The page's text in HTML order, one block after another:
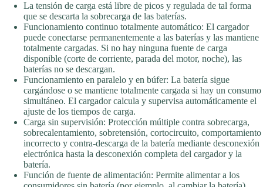
La tensión de carga está libre de picos y regulada de tal forma
que se descarta la sobrecarga de las baterías.
Funcionamiento continuo totalmente automático: El cargador
puede conectarse permanentemente a las baterías y las mantiene
totalmente cargadas. Si no hay ninguna fuente de carga
disponible (corte de corriente, parada del motor, noche), las
baterías no se descargan.
Funcionamiento en paralelo y en búfer: La batería sigue
cargándose o se mantiene totalmente cargada si hay un consumo
simultáneo. El cargador calcula y supervisa automáticamente el
ajuste de los tiempos de carga.
Carga sin supervisión: Protección múltiple contra sobrecarga,
sobrecalentamiento, sobretensión, cortocircuito, comportamiento
incorrecto y contra-descarga de la batería mediante desconexión
electrónica hasta la desconexión completa del cargador y la
batería.
Función de fuente de alimentación: Permite alimentar a los